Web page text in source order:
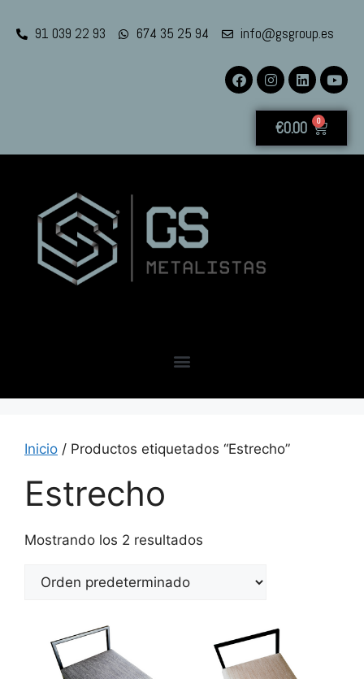
91 039 22 93 674 35 25 94 info@gsgroup.es
€0.00 0
Inicio / Productos etiquetados “Estrecho”
Estrecho
Mostrando los 2 resultados